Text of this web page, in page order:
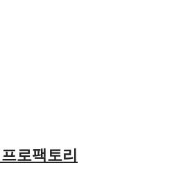
로팩토리